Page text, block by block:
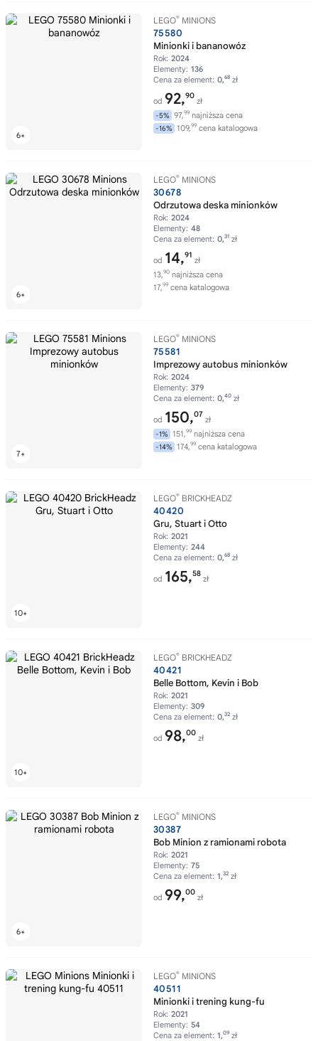
LEGO® MINIONS
75580
Minionki i bananowóz
Rok: 2024
Elementy: 136
Cena za element: 0,68 zł
od 92,90
zł
-5% 97,99 najniższa cena
-16% 109,99 cena katalogowa
LEGO® MINIONS
30678
Odrzutowa deska minionków
Rok: 2024
Elementy: 48
Cena za element: 0,31 zł
od 14,91
zł
13,90 najniższa cena
17,99 cena katalogowa
LEGO® MINIONS
75581
Imprezowy autobus minionków
Rok: 2024
Elementy: 379
Cena za element: 0,40 zł
od 150,07
zł
-1% 151,99 najniższa cena
-14% 174,99 cena katalogowa
LEGO® BRICKHEADZ
40420
Gru, Stuart i Otto
Rok: 2021
Elementy: 244
Cena za element: 0,68 zł
od 165,58
zł
LEGO® BRICKHEADZ
40421
Belle Bottom, Kevin i Bob
Rok: 2021
Elementy: 309
Cena za element: 0,32 zł
od 98,00
zł
LEGO® MINIONS
30387
Bob Minion z ramionami robota
Rok: 2021
Elementy: 75
Cena za element: 1,32 zł
od 99,00
zł
LEGO® MINIONS
40511
Minionki i trening kung-fu
Rok: 2021
Elementy: 54
Cena za element: 1,09 zł